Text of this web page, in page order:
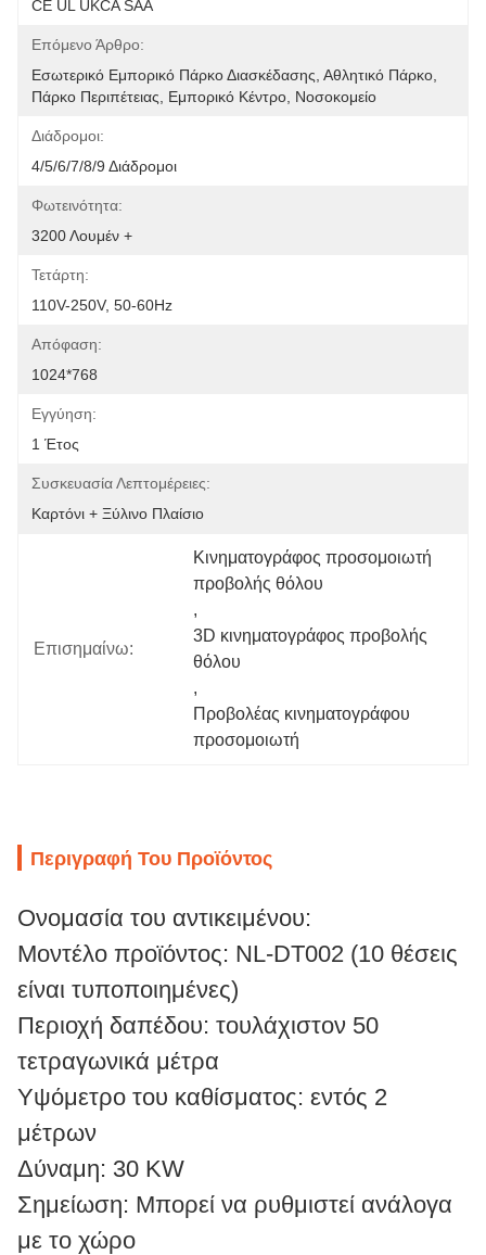
CE UL UKCA SAA
Επόμενο Άρθρο:
Εσωτερικό Εμπορικό Πάρκο Διασκέδασης, Αθλητικό Πάρκο,
Πάρκο Περιπέτειας, Εμπορικό Κέντρο, Νοσοκομείο
Διάδρομοι:
4/5/6/7/8/9 Διάδρομοι
Φωτεινότητα:
3200 Λουμέν +
Τετάρτη:
110V-250V, 50-60Hz
Απόφαση:
1024*768
Εγγύηση:
1 Έτος
Συσκευασία Λεπτομέρειες:
Καρτόνι + Ξύλινο Πλαίσιο
Επισημαίνω:
Κινηματογράφος προσομοιωτή
προβολής θόλου
,
3D κινηματογράφος προβολής
θόλου
,
Προβολέας κινηματογράφου
προσομοιωτή
Περιγραφή Του Προϊόντος
Ονομασία του αντικειμένου:
Μοντέλο προϊόντος: NL-DT002 (10 θέσεις
είναι τυποποιημένες)
Περιοχή δαπέδου: τουλάχιστον 50
τετραγωνικά μέτρα
Υψόμετρο του καθίσματος: εντός 2
μέτρων
Δύναμη: 30 KW
Σημείωση: Μπορεί να ρυθμιστεί ανάλογα
με το χώρο